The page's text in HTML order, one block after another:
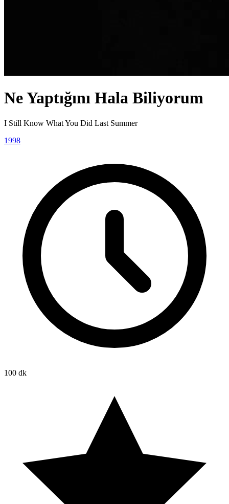
Ne Yaptığını Hala Biliyorum
I Still Know What You Did Last Summer
1998
100 dk